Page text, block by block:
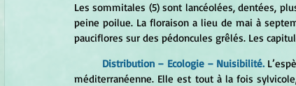
Les sommitales (5) sont lancéolées, dentées,
peine poilue. La floraison a lieu de mai à
pauciflores sur des pédoncules grêlés. Les
Distribution – Ecologie – Nuisibilité.
méditerranéenne. Elle est tout à la fois